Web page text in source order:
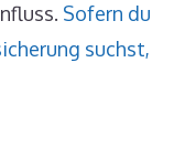
Sofern du
suchst,